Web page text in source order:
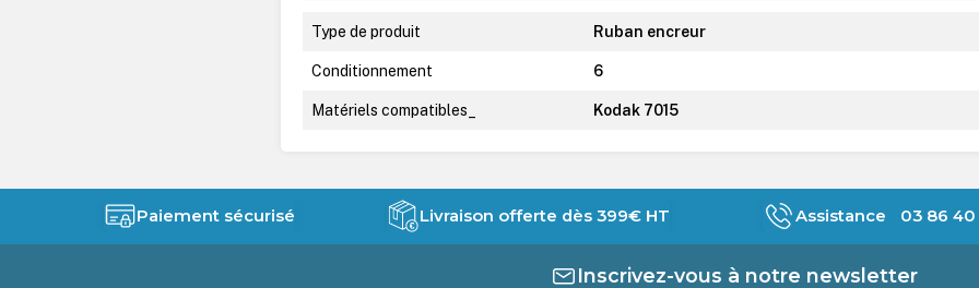
Type de produit Ruban encreur
Conditionnement 6
Matériels compatibles_ Kodak 7015
Paiement sécurisé Livraison offerte dès 399€ HT Assistance 03 86 40
Inscrivez-vous à notre newsletter